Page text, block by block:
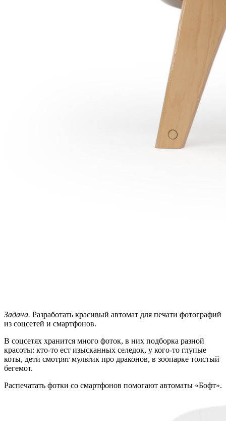
Задача. Разработать красивый автомат для печати фотографий
из соцсетей и смартфонов.
В соцсетях хранится много фоток, в них подборка разной
красоты: кто-то ест изысканных селедок, у кого-то глупые
коты, дети смотрят мультик про драконов, в зоопарке толстый
бегемот.
Распечатать фотки со смартфонов помогают автоматы «Бофт».